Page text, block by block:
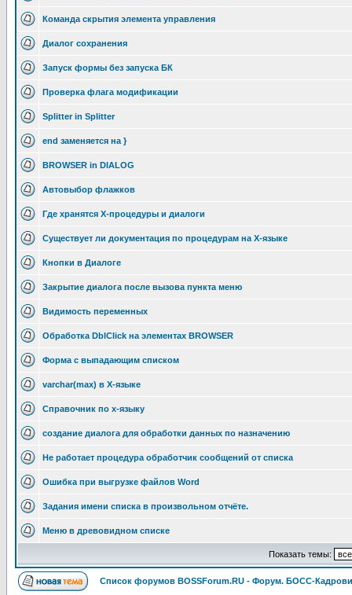
Команда скрытия элемента управления
Диалог сохранения
Запуск формы без запуска БК
Проверка флага модификации
Splitter in Splitter
end заменяется на }
BROWSER in DIALOG
Автовыбор флажков
Где хранятся Х-процедуры и диалоги
Существует ли документация по процедурам на Х-языке
Кнопки в Диалоге
Закрытие диалога после вызова пункта меню
Видимость переменных
Обработка DblClick на элементах BROWSER
Форма с выпадающим списком
varchar(max) в X-языке
Справочник по x-языку
создание диалога для обработки данных по назначению
Не работает процедура обработчик сообщений от списка
Ошибка при выгрузке файлов Word
Задания имени списка в произвольном отчёте.
Меню в древовидном списке
Показать темы:
Список форумов BOSSForum.RU - Форум. БОСС-